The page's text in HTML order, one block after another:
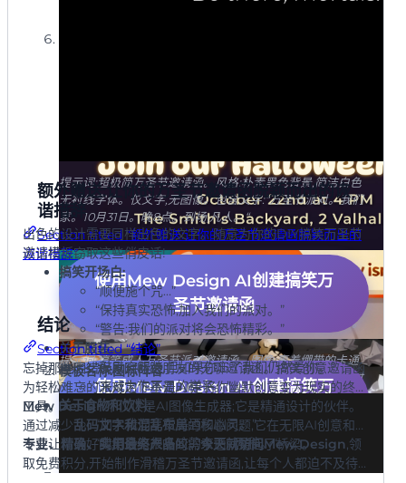
提示词:职场搞笑万圣节邀请函。图像:办公椅上的骷髅疯狂
提示词:搞笑成人万圣节派对邀请函。图像:裹着绷带的卡通
木乃伊躺在沙发上放松,眼睛上放着黄瓜片。包含文字:“是时
候放松了。”,“疲惫父母的万圣节派对”,“甜蜜墓穴:地窖守护者
巷55号”,“10月28日周六”,“孩子恐怖,我们的派对不恐怖。“
使用Mew Design AI创建搞笑万
提示词:搞笑独特万圣节烧烤邀请函。图像:戴着维京头盔的
卡通骷髅,在篝火上欢快地烤香肠。风格:俏皮傻气。包含文
字:“这是维京人葬礼…为这根热狗。”,“加入我们的万圣节烧
烤。”,“10月22日下午4点”,“史密斯家后院,瓦尔哈拉路2号”。
使用Mew Design AI创建搞笑万
圣节邀请函
模板名称:疯狂科学家实验室
提示词:超极简万圣节邀请函。风格:朴素黑色背景,简洁白色
无衬线字体。仅文字,无图像。包含文字:“万圣节派对。我们
家。10月31日。晚8点。到场,凡人。“
使用Mew Design AI创建搞笑万
圣节邀请函
模板名称:图标阵容
额外赠送:让你的万圣节邀请函脱颖而出的诙
谐措辞
Section titled “额外赠送:让你的万圣节邀请函脱颖而出的
诙谐措辞”
出色的设计需要同样出色的文字。随意为你的DIY搞笑万圣节
邀请模板窃取这些俏皮话!
搞笑开场白:
“顺便施个咒…”
“保持真实恐怖,加入我们的派对。”
“警告:我们的派对将会恐怖精彩。”
关于服装:
“鼓励穿服装,但如果你忘了我们仍然爱你。”
“来成为你不是的样子。”
关于食物和饮料:
“加入我们享受美酒和幽灵。”
“我们会有很多咬的东西…两种。“
结论
Section titled “结论”
忘掉那些因错误原因吓跑朋友的无聊邀请函。搞笑创意邀请函
为轻松难忘的派对定下基调,AI是将你幽默创意变为现实的终极
工具。
Mew Design不仅仅是AI图像生成器;它是精通设计的伙伴。
通过减少乱码文字和混乱布局的核心问题,它在无限AI创意和对
专业、精确、实用最终产品的需求之间架起了桥梁。
不要让你最好的笑话无人听闻。今天就访问Mew Design ,领
取免费积分,开始制作滑稽万圣节邀请函,让每个人都迫不及待